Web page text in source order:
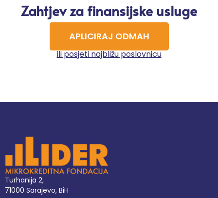
Zahtjev za finansijske usluge
APLICIRAJ ODMAH
ili posjeti najbližu poslovnicu
Turhanija 2,
71000 Sarajevo, BiH